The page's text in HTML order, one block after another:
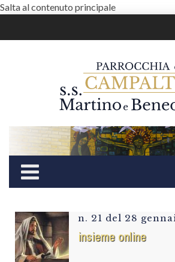
Salta al contenuto principale
n. 21 del 28
insieme online